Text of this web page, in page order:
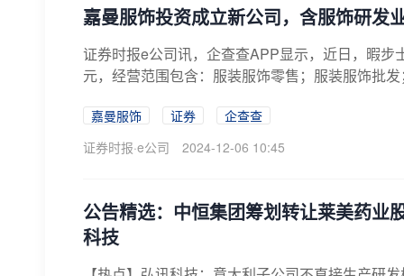
嘉曼服饰投资成立新公司，含服饰研发
证券时报e公司讯，企查查APP显示，近日，暇
元，经营范围包含：服装服饰零售；服装服饰批
嘉曼服饰 证券
企查查
证券时报·e公司
2024-12-06 10:45
公告精选：中恒集团筹划转让莱美药业
科技